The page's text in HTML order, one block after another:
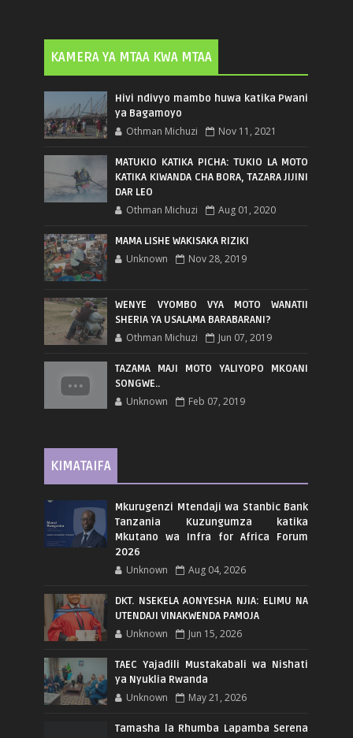
KAMERA YA MTAA KWA MTAA
Hivi ndivyo mambo huwa katika Pwani
ya Bagamoyo
Othman Michuzi Nov 11, 2021
MATUKIO KATIKA PICHA: TUKIO LA MOTO
KATIKA KIWANDA CHA BORA, TAZARA JIJINI
DAR LEO
Othman Michuzi Aug 01, 2020
MAMA LISHE WAKISAKA RIZIKI
Unknown Nov 28, 2019
WENYE VYOMBO VYA MOTO WANATII
SHERIA YA USALAMA BARABARANI?
Othman Michuzi Jun 07, 2019
TAZAMA MAJI MOTO YALIYOPO MKOANI
SONGWE..
Unknown Feb 07, 2019
KIMATAIFA
Mkurugenzi Mtendaji wa Stanbic Bank
Tanzania Kuzungumza katika
Mkutano wa Infra for Africa Forum
2026
Unknown Aug 04, 2026
DKT. NSEKELA AONYESHA NJIA: ELIMU NA
UTENDAJI VINAKWENDA PAMOJA
Unknown Jun 15, 2026
TAEC Yajadili Mustakabali wa Nishati
ya Nyuklia Rwanda
Unknown May 21, 2026
Tamasha la Rhumba Lapamba Serena